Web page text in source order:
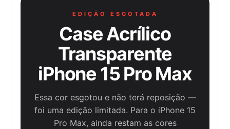
EDIÇÃO ESGOTADA
Case Acrílico
Transparente
iPhone 15 Pro Max
Essa cor esgotou e não terá reposição —
foi uma edição limitada. Para o iPhone 15
Pro Max, ainda restam as cores